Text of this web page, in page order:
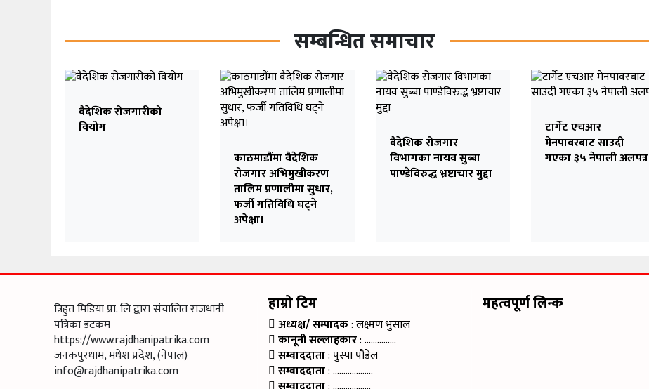
सम्बन्धित समाचार
वैदेशिक रोजगारीको
वियोग
काठमाडौंमा वैदेशिक
रोजगार अभिमुखीकरण
तालिम प्रणालीमा सुधार,
फर्जी गतिविधि घट्ने
अपेक्षा।
वैदेशिक रोजगार
विभागका नायव सुब्बा
पाण्डेविरुद्ध भ्रष्टाचार मुद्दा
टार्गेट एचआर
मेनपावरबाट साउदी
गएका ३५ नेपाली अलपत्र
त्रिहुत मिडिया प्रा. लि द्वारा संचालित राजधानी
पत्रिका डटकम
https://www.rajdhanipatrika.com
जनकपुरधाम, मधेश प्रदेश, (नेपाल)
info@rajdhanipatrika.com
हाम्रो टिम
अध्यक्ष/ सम्पादक: लक्ष्मण भुसाल
कानूनी सल्लाहकार: ……………
सम्वाददाता: पुस्पा पौडेल
सम्वाददाता: ……………….
महत्वपूर्ण लिन्क